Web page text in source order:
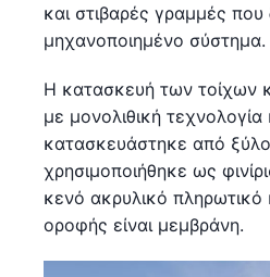
και στιβαρές γραμμές που
μηχανοποιημένο σύστημα.
Η κατασκευή των τοίχων
με μονολιθική
κατασκευάστηκε από
χρησιμοποιήθηκε ως
κενό ακρυλικό
οροφής είναι μεμβράνη.